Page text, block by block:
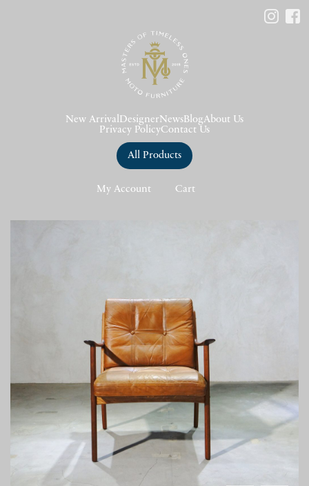
New Arrival DesignerNews BlogAbout Us
Privacy PolicyContact Us
All Products
My Account Cart